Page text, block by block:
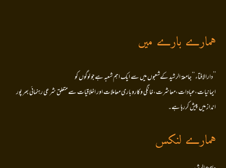
ہمارے بارے میں
’’دارالافتاء ‘‘جامعۃ الرشید کےشعبوں میں سے ایک اہم شعبہ ہے جو لوگوں کو
ایمانیات،عبادات،معاشرت،خانگی وکاروباری معاملات اور اخلاقیات سے متعلق شرعی رہنمائی بھر پور
انداز میں پیش کررہا ہے۔
ہمارے لنکس